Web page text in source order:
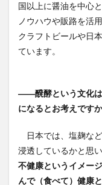
国以上に醤油を中心
ノウハウや販路を活
クラフトビールや日
ています。
――醗酵という文化は
になるとお考えです
日本では、塩麹な
浸透しているかと思
不健康というイメー
んで（食べて）健康